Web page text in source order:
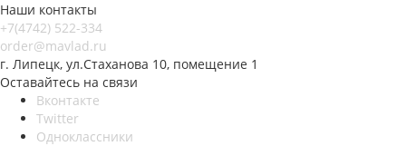
Наши контакты
+7(4742) 522-334
order@mavlad.ru
г. Липецк, ул.Стаханова 10, помещение 1
Оставайтесь на связи
Вконтакте
Twitter
Одноклассники